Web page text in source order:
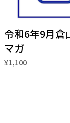
令和6年9月倉
マガ
¥1,100